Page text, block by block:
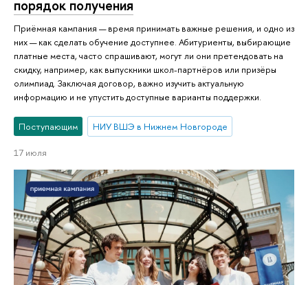
порядок получения
Приёмная кампания — время принимать важные решения, и одно из
них — как сделать обучение доступнее. Абитуриенты, выбирающие
платные места, часто спрашивают, могут ли они претендовать на
скидку, например, как выпускники школ-партнёров или призёры
олимпиад. Заключая договор, важно изучить актуальную
информацию и не упустить доступные варианты поддержки.
Поступающим НИУ ВШЭ в Нижнем Новгороде
17 июля